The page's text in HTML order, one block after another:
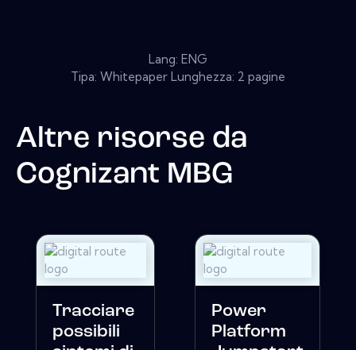
Lang: ENG
Tipa: Whitepaper Lunghezza: 2 pagine
Altre risorse da
Cognizant MBG
Tracciare
possibili
Power
Platform